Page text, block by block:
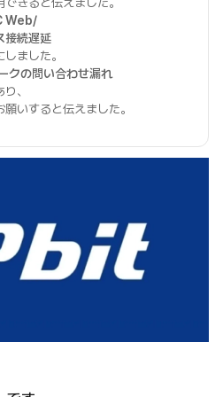
Web/
接続遅延
ました。
クの問い合わせ漏れ
、
いすると伝えました。